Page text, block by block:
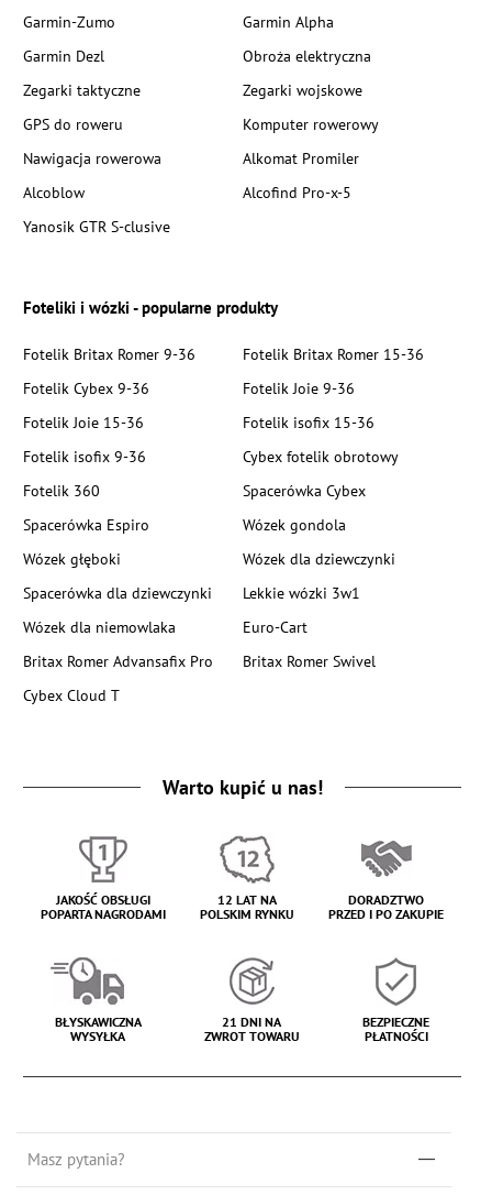
Garmin-Zumo
Garmin Alpha
Garmin Dezl
Obroża elektryczna
Zegarki taktyczne
Zegarki wojskowe
GPS do roweru
Komputer rowerowy
Nawigacja rowerowa
Alkomat Promiler
Alcoblow
Alcofind Pro-x-5
Yanosik GTR S-clusive
Foteliki i wózki - popularne produkty
Fotelik Britax Romer 9-36
Fotelik Britax Romer 15-36
Fotelik Cybex 9-36
Fotelik Joie 9-36
Fotelik Joie 15-36
Fotelik isofix 15-36
Fotelik isofix 9-36
Cybex fotelik obrotowy
Fotelik 360
Spacerówka Cybex
Spacerówka Espiro
Wózek gondola
Wózek głęboki
Wózek dla dziewczynki
Spacerówka dla dziewczynki
Lekkie wózki 3w1
Wózek dla niemowlaka
Euro-Cart
Britax Romer Advansafix Pro
Britax Romer Swivel
Cybex Cloud T
Warto kupić u nas!
JAKOŚĆ OBSŁUGI
POPARTA NAGRODAMI
12 LAT NA
POLSKIM RYNKU
DORADZTWO
PRZED I PO ZAKUPIE
BŁYSKAWICZNA
WYSYŁKA
21 DNI NA
ZWROT TOWARU
BEZPIECZNE
PŁATNOŚCI
Masz pytania?